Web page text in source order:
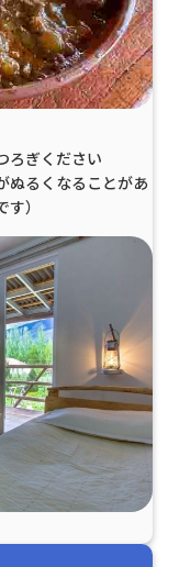
ろぎください
ぬるくなることがあ
）